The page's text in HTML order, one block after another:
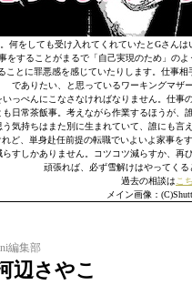
何をしても受け入れてくれていたとGさ
をすることがまるで「自己実現のため」の
とに罪悪感を感じていたりします。仕事
でありたい、と思っているワーキングマザ
っぺんにこなさなければなりません。仕
日常茶飯事。考えながら作業するほうが
う気持ちはまた別に生まれていて、誰にも言
ど、単身赴任前提の転職でいよいよ家事を
すしかありません。コツコツ減らすか、
頑張れば、必ず雪解けはやってくる
過去の相談は こ
メイン画像：
編集部
辺さやこ